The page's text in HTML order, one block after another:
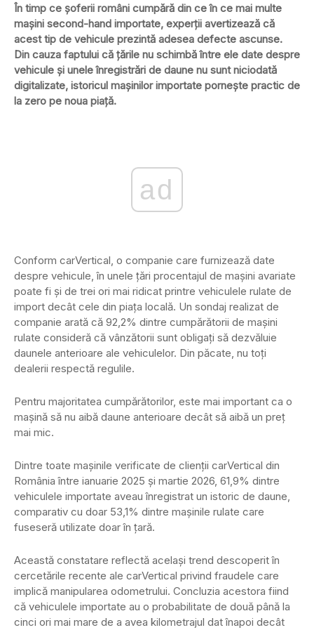
În timp ce șoferii români cumpără din ce în ce mai multe
mașini second-hand importate, experții avertizează că
acest tip de vehicule prezintă adesea defecte ascunse.
Din cauza faptului că țările nu schimbă între ele date despre
vehicule și unele înregistrări de daune nu sunt niciodată
digitalizate, istoricul mașinilor importate pornește practic de
la zero pe noua piață.
ad
Conform carVertical, o companie care furnizează date
despre vehicule, în unele țări procentajul de mașini avariate
poate fi și de trei ori mai ridicat printre vehiculele rulate de
import decât cele din piața locală. Un sondaj realizat de
companie arată că 92,2% dintre cumpărătorii de mașini
rulate consideră că vânzătorii sunt obligați să dezvăluie
daunele anterioare ale vehiculelor. Din păcate, nu toți
dealerii respectă regulile.
Pentru majoritatea cumpărătorilor, este mai important ca o
mașină să nu aibă daune anterioare decât să aibă un preț
mai mic.
Dintre toate mașinile verificate de clienții carVertical din
România între ianuarie 2025 și martie 2026, 61,9% dintre
vehiculele importate aveau înregistrat un istoric de daune,
comparativ cu doar 53,1% dintre mașinile rulate care
fuseseră utilizate doar în țară.
Această constatare reflectă același trend descoperit în
cercetările recente ale carVertical privind fraudele care
implică manipularea odometrului. Concluzia acestora fiind
că vehiculele importate au o probabilitate de două până la
cinci ori mai mare de a avea kilometrajul dat înapoi decât